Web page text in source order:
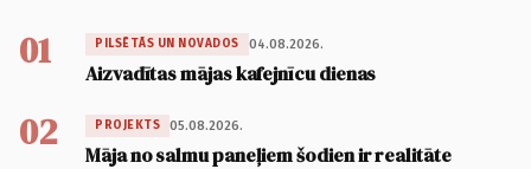
01 PILSĒTĀS UN NOVADOS 04.08.2026.
Aizvadītas mājas kafejnīcu dienas
02 PROJEKTS 05.08.2026.
Māja no salmu paneļiem šodien ir realitāte